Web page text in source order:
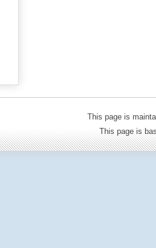
This page is
This page is